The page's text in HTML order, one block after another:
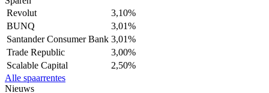
Revolut
3,10%
BUNQ
3,01%
Santander Consumer Bank 3,01%
Trade Republic
3,00%
Scalable Capital
2,50%
Alle spaarrentes
Nieuws